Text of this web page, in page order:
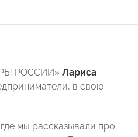
РОССИИ» Лариса
в свою
мы рассказывали про